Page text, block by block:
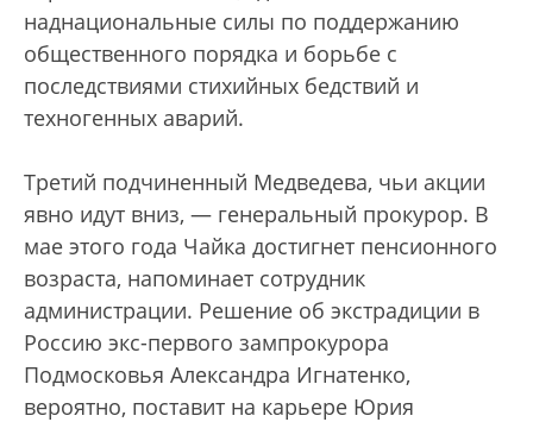
наднациональные силы по поддержанию
общественного порядка и борьбе с
последствиями стихийных бедствий и
техногенных аварий.
Третий подчиненный Медведева, чьи акции
явно идут вниз, — генеральный прокурор. В
мае этого года Чайка достигнет пенсионного
возраста, напоминает сотрудник
администрации. Решение об экстрадиции в
Россию экс-первого зампрокурора
Подмосковья Александра Игнатенко,
вероятно, поставит на карьере Юрия